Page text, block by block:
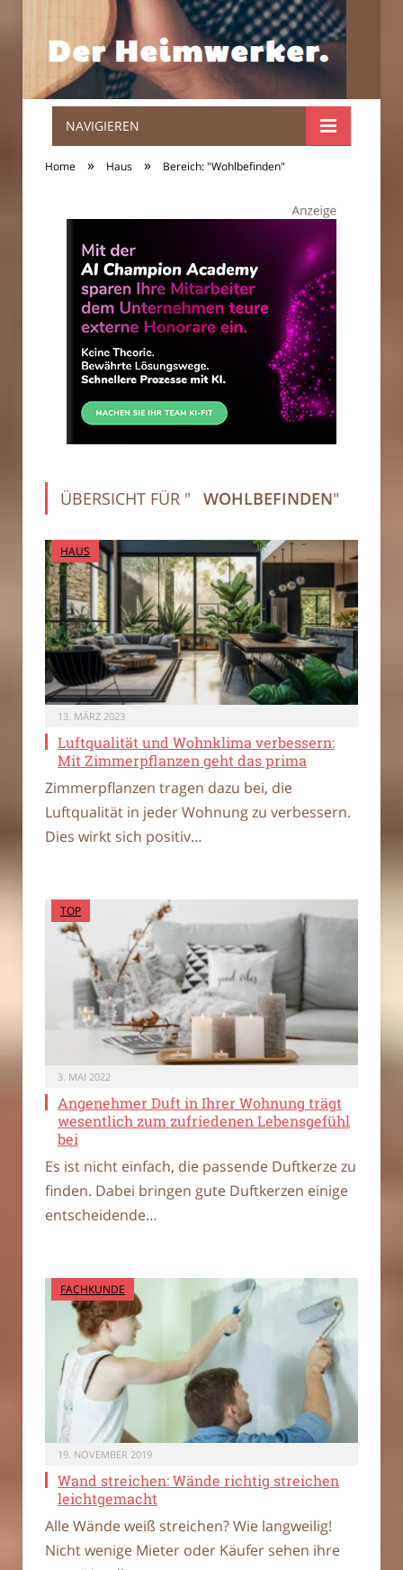
Der
Heimwerker.
NAVIGIEREN
Home » Haus » Bereich: "Wohlbefinden"
ÜBERSICHT FÜR " WOHLBEFINDEN"
HAUS
13. MÄRZ 2023
Luftqualität und Wohnklima verbessern:
Mit Zimmerpflanzen geht das prima
Zimmerpflanzen tragen dazu bei, die
Luftqualität in jeder Wohnung zu verbessern.
Dies wirkt sich positiv…
TOP
3. MAI 2022
Angenehmer Duft in Ihrer Wohnung trägt
wesentlich zum zufriedenen Lebensgefühl
bei
Es ist nicht einfach, die passende Duftkerze zu
finden. Dabei bringen gute Duftkerzen einige
entscheidende…
FACHKUNDE
19. NOVEMBER 2019
Wand streichen: Wände richtig streichen
leichtgemacht
Alle Wände weiß streichen? Wie langweilig!
Nicht wenige Mieter oder Käufer sehen ihre